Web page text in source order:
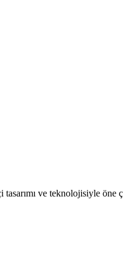
tasarımı ve teknolojisiyle öne